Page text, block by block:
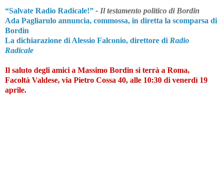
“Salvate Radio Radicale!” - Il testamento politico di Bordin
Ada Pagliarulo annuncia, commossa, in diretta la scomparsa di
Bordin
La dichiarazione di Alessio Falconio, direttore di Radio
Radicale
Il saluto degli amici a Massimo Bordin si terrà a Roma,
Facoltà Valdese, via Pietro Cossa 40, alle 10:30 di venerdì 19
aprile.